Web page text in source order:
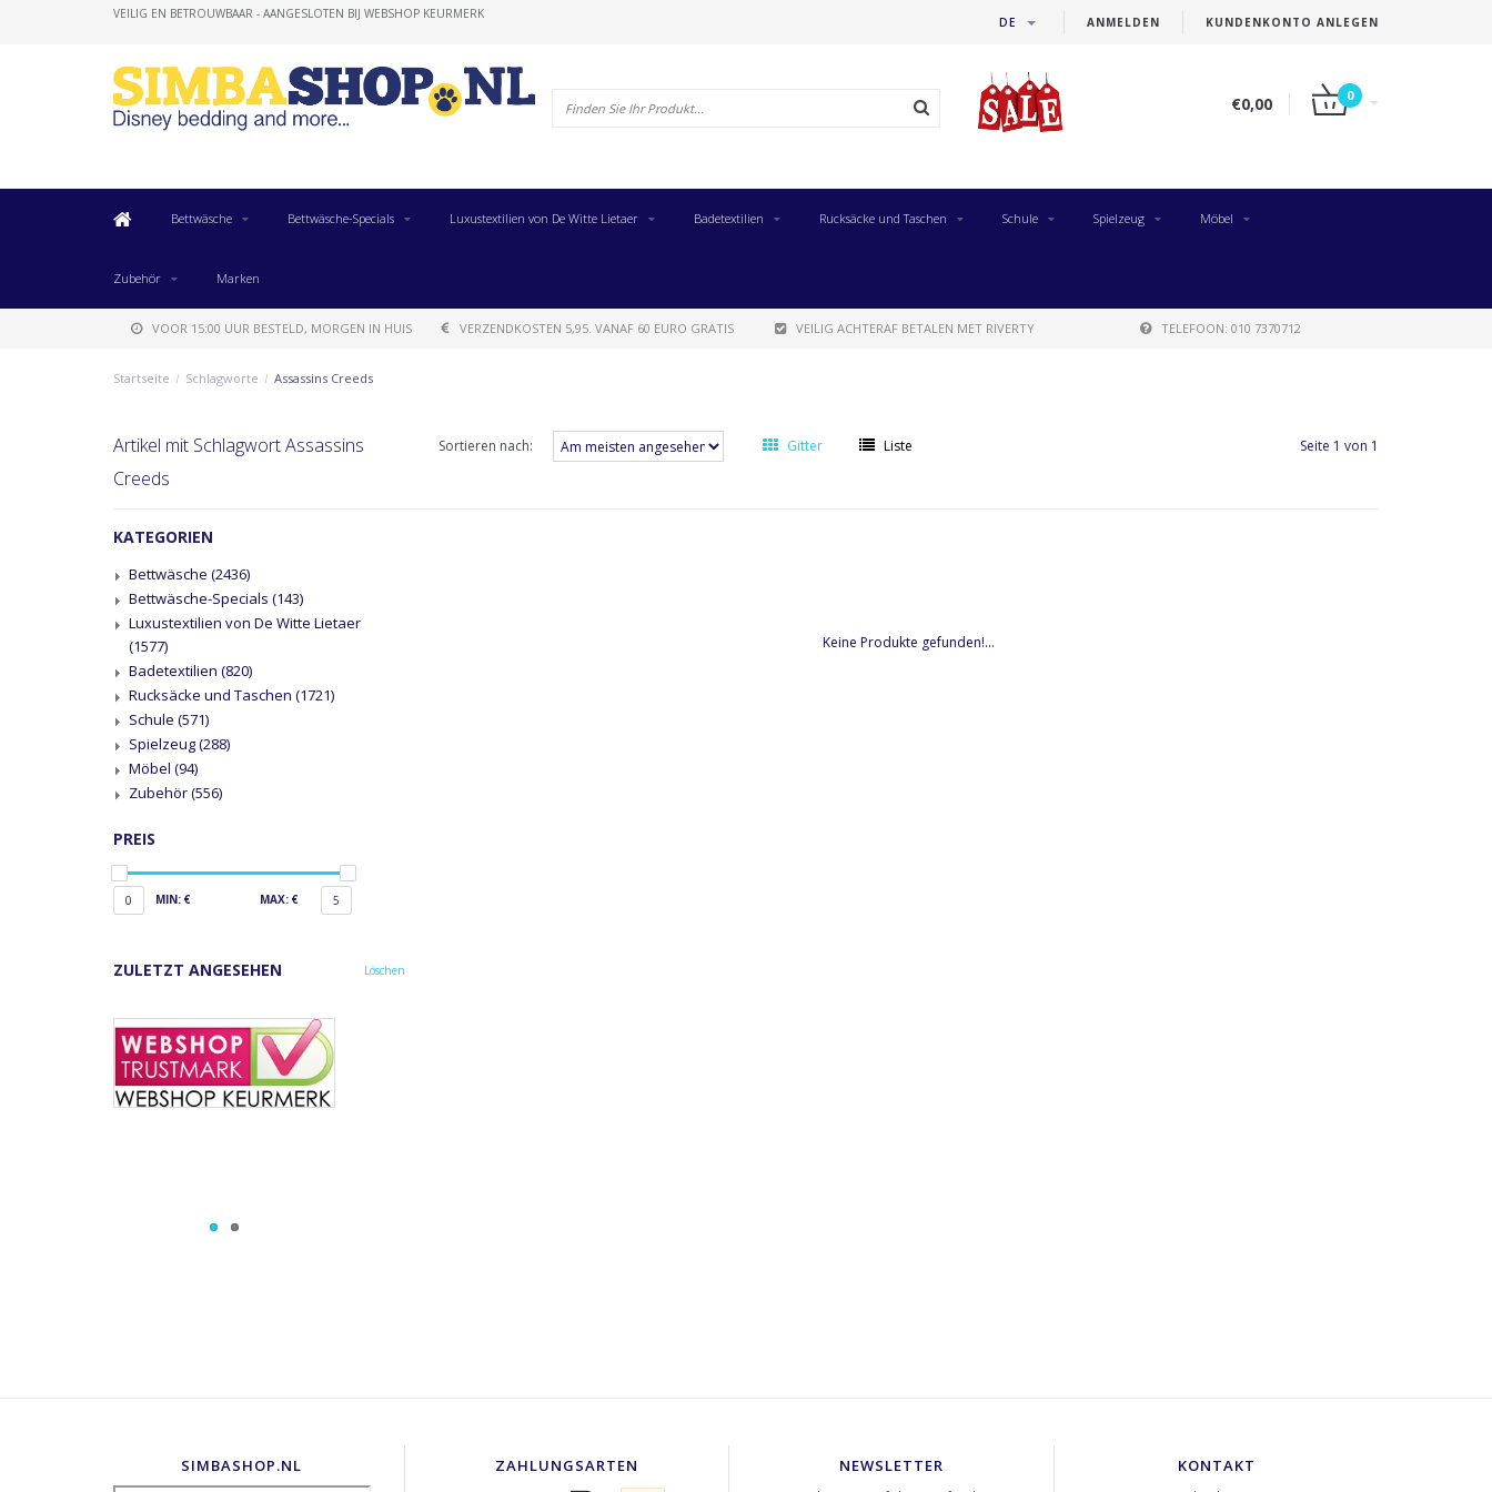
ANMELDEN KUNDENKONTO ANLEGEN
DE
VEILIG EN BETROUWBAAR - AANGESLOTEN BIJ WEBSHOP KEURMERK
€0,00 0
Bettwäsche Bettwäsche-Specials Luxustextilien von De Witte Lietaer Badetextilien Rucksäcke und Taschen Schule Spielzeug Möbel
Zubehör Marken
VOOR 15:00 UUR BESTELD, MORGEN IN HUIS VERZENDKOSTEN 5,95. VANAF 60 EURO GRATIS VEILIG ACHTERAF BETALEN MET RIVERTY TELEFOON: 010 7370712
Startseite / Schlagworte / Assassins Creeds
Artikel mit Schlagwort Assassins
Creeds
Sortieren nach: Gitter Liste Seite 1 von 1
KATEGORIEN
Bettwäsche (2436)
Bettwäsche-Specials (143)
Luxustextilien von De Witte Lietaer
(1577)
Badetextilien (820)
Rucksäcke und Taschen (1721)
Schule (571)
Spielzeug(288)
Möbel (94)
Zubehör(556)
PREIS
0 MIN: € MAX: € 5
ZULETZT ANGESEHEN Löschen
Keine Produkte gefunden!...
SIMBASHOP.NL ZAHLUNGSARTEN NEWSLETTER KONTAKT